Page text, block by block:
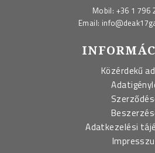
Mobil: +36 1 796
Email:
Közérdekű
Adatkezelési